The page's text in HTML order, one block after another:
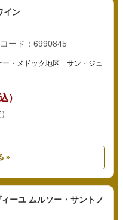
イン
ード：6990845
・メドック地区 サン・ジュ
）
»
ーユ ムルソー・サントノ